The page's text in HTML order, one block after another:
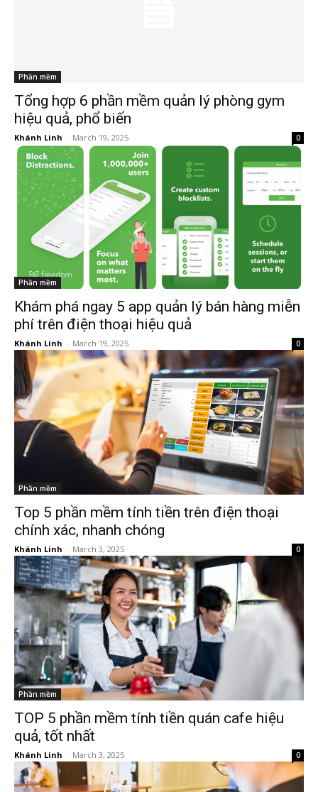
Phần mềm
Tổng hợp 6 phần mềm quản lý phòng gym
hiệu quả, phổ biến
Khánh Linh - March 19, 2025 0
Phần mềm
Khám phá ngay 5 app quản lý bán hàng miễn
phí trên điện thoại hiệu quả
Khánh Linh - March 19, 2025 0
Phần mềm
Top 5 phần mềm tính tiền trên điện thoại
chính xác, nhanh chóng
Khánh Linh - March 3, 2025 0
Phần mềm
TOP 5 phần mềm tính tiền quán cafe hiệu
quả, tốt nhất
Khánh Linh - March 3, 2025 0